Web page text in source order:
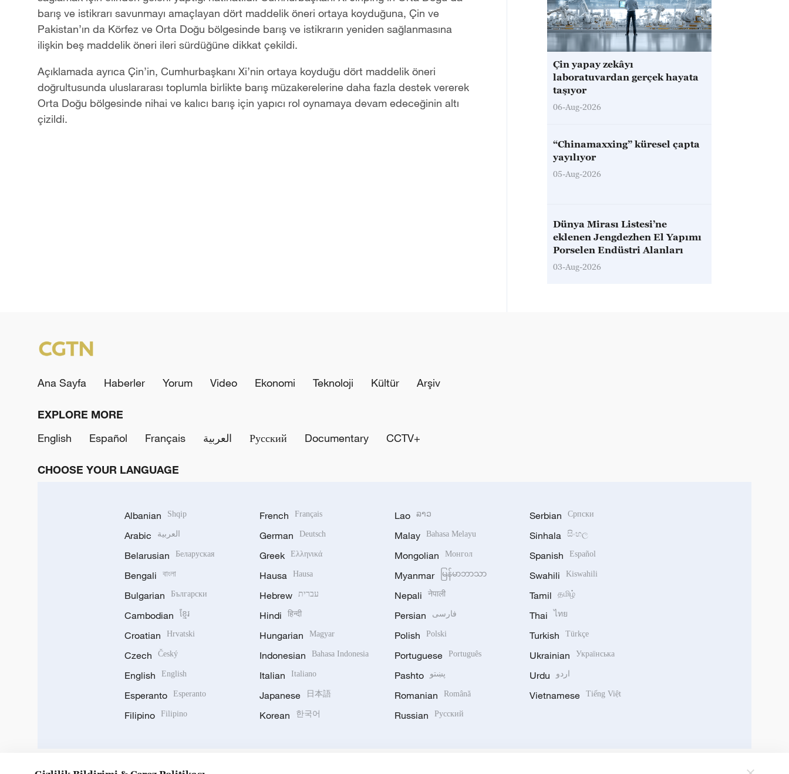
barış ve istikrarı savunmayı amaçlayan dört maddelik öneri ortaya koyduğuna, Çin ve
Pakistan’ın da Körfez ve Orta Doğu bölgesinde barış ve istikrarın yeniden sağlanmasına
ilişkin beş maddelik öneri ileri sürdüğüne dikkat çekildi.
Açıklamada ayrıca Çin’in, Cumhurbaşkanı Xi’nin ortaya koyduğu dört maddelik öneri
doğrultusunda uluslararası toplumla birlikte barış müzakerelerine daha fazla destek vererek
Orta Doğu bölgesinde nihai ve kalıcı barış için yapıcı rol oynamaya devam edeceğinin altı
çizildi.
Çin yapay zekâyı
laboratuvardan gerçek hayata
taşıyor
06-Aug-2026
“Chinamaxxing” küresel çapta
yayılıyor
05-Aug-2026
Dünya Mirası Listesi’ne
eklenen Jengdezhen El Yapımı
Porselen Endüstri Alanları
03-Aug-2026
Ana Sayfa Haberler Yorum Video Ekonomi Teknoloji Kültür Arşiv
EXPLORE MORE
English
Español Français العربية Русский Documentary CCTV+
CHOOSE YOUR LANGUAGE
Albanian Shqip
Arabic العربية
Belarusian Беларуская
Bengali বাংলা
Bulgarian Български
Cambodian ខ្មែរ
Croatian Hrvatski
Czech Český
English English
Esperanto Esperanto
Filipino Filipino
French Français
German Deutsch
Greek Ελληνικά
Hausa Hausa
Hebrew עברית
Hindi हिन्दी
Hungarian Magyar
Indonesian Bahasa Indonesia
Italian Italiano
Japanese 日本語
Korean 한국어
Lao ລາວ
Malay Bahasa Melayu
Mongolian Монгол
Myanmar မြန်မာဘာသာ
Nepali नेपाली
Persian فارسی
Polish Polski
Portuguese Português
Pashto پښتو
Romanian Română
Russian Русский
Serbian Српски
Sinhala සිංහල
Spanish Español
Swahili Kiswahili
Tamil தமிழ்
Thai ไทย
Turkish Türkçe
Ukrainian Українська
Urdu اردو
Vietnamese Tiếng Việt